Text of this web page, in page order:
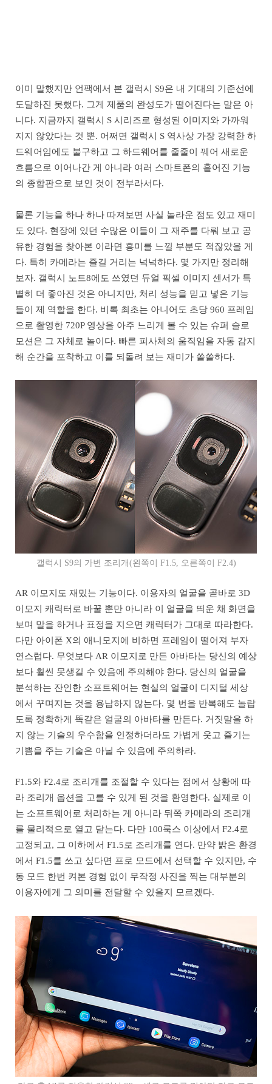
이미 말했지만 언팩에서 본 갤럭시 S9은 내 기대의 기준선에
도달하진 못했다. 그게 제품의 완성도가 떨어진다는 말은 아
니다. 지금까지 갤럭시 S 시리즈로 형성된 이미지와 가까워
지지 않았다는 것 뿐. 어쩌면 갤럭시 S 역사상 가장 강력한 하
드웨어임에도 불구하고 그 하드웨어를 줄줄이 꿰어 새로운
흐름으로 이어나간 게 아니라 여러 스마트폰의 흩어진 기능
의 종합판으로 보인 것이 전부라서다.
물론 기능을 하나 하나 따져보면 사실 놀라운 점도 있고 재미
도 있다. 현장에 있던 수많은 이들이 그 재주를 다뤄 보고 공
유한 경험을 찾아본 이라면 흥미를 느낄 부분도 적잖았을 게
다. 특히 카메라는 즐길 거리는 넉넉하다. 몇 가지만 정리해
보자. 갤럭시 노트8에도 쓰였던 듀얼 픽셀 이미지 센서가 특
별히 더 좋아진 것은 아니지만, 처리 성능을 믿고 넣은 기능
들이 제 역할을 한다. 비록 최초는 아니어도 초당 960 프레임
으로 촬영한 720P 영상을 아주 느리게 볼 수 있는 슈퍼 슬로
모션은 그 자체로 놀이다. 빠른 피사체의 움직임을 자동 감지
해 순간을 포착하고 이를 되돌려 보는 재미가 쏠쏠하다.
갤럭시 S9의 가변 조리개(왼쪽이 F1.5, 오른쪽이 F2.4)
AR 이모지도 재밌는 기능이다. 이용자의 얼굴을 곧바로 3D
이모지 캐릭터로 바꿀 뿐만 아니라 이 얼굴을 띄운 채 화면을
보며 말을 하거나 표정을 지으면 캐릭터가 그대로 따라한다.
다만 아이폰 X의 애니모지에 비하면 프레임이 떨어져 부자
연스럽다. 무엇보다 AR 이모지로 만든 아바타는 당신의 예상
보다 훨씬 못생길 수 있음에 주의해야 한다. 당신의 얼굴을
분석하는 잔인한 소프트웨어는 현실의 얼굴이 디지털 세상
에서 꾸며지는 것을 용납하지 않는다. 몇 번을 반복해도 놀랍
도록 정확하게 똑같은 얼굴의 아바타를 만든다. 거짓말을 하
지 않는 기술의 우수함을 인정하더라도 가볍게 웃고 즐기는
기쁨을 주는 기술은 아닐 수 있음에 주의하라.
F1.5와 F2.4로 조리개를 조절할 수 있다는 점에서 상황에 따
라 조리개 옵션을 고를 수 있게 된 것을 환영한다. 실제로 이
는 소프트웨어로 처리하는 게 아니라 뒤쪽 카메라의 조리개
를 물리적으로 열고 닫는다. 다만 100룩스 이상에서 F2.4로
고정되고, 그 이하에서 F1.5로 조리개를 연다. 만약 밝은 환경
에서 F1.5를 쓰고 싶다면 프로 모드에서 선택할 수 있지만, 수
동 모드 한번 켜본 경험 없이 무작정 사진을 찍는 대부분의
이용자에게 그 의미를 전달할 수 있을지 모르겠다.